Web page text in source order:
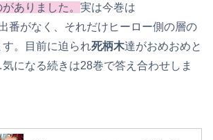
ありました。 実は今巻は
番がなく、それだけヒーロー側の層の
。目前に迫られ死柄木達がおめおめと
になる続きは28巻で答え合わせしま